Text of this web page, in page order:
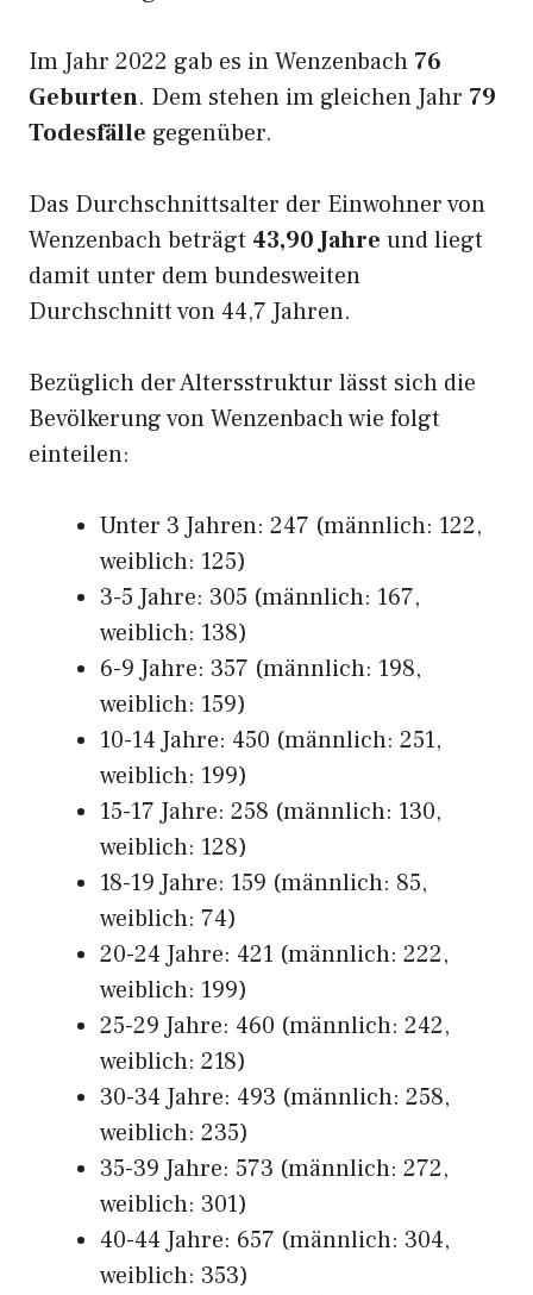
Im Jahr 2022 gab es in Wenzenbach 76
Geburten. Dem stehen im gleichen Jahr 79
Todesfälle gegenüber.
Das Durchschnittsalter der Einwohner von
Wenzenbach beträgt 43,90 Jahre und liegt
damit unter dem bundesweiten
Durchschnitt von 44,7 Jahren.
Bezüglich der Altersstruktur lässt sich die
Bevölkerung von Wenzenbach wie folgt
einteilen:
Unter 3 Jahren: 247 (männlich: 122,
weiblich: 125)
3-5 Jahre: 305 (männlich: 167,
weiblich: 138)
6-9 Jahre: 357 (männlich: 198,
weiblich: 159)
10-14 Jahre: 450 (männlich: 251,
weiblich: 199)
15-17 Jahre: 258 (männlich: 130,
weiblich: 128)
18-19 Jahre: 159 (männlich: 85,
weiblich: 74)
20-24 Jahre: 421 (männlich: 222,
weiblich: 199)
25-29 Jahre: 460 (männlich: 242,
weiblich: 218)
30-34 Jahre: 493 (männlich: 258,
weiblich: 235)
35-39 Jahre: 573 (männlich: 272,
weiblich: 301)
40-44 Jahre: 657 (männlich: 304,
weiblich: 353)